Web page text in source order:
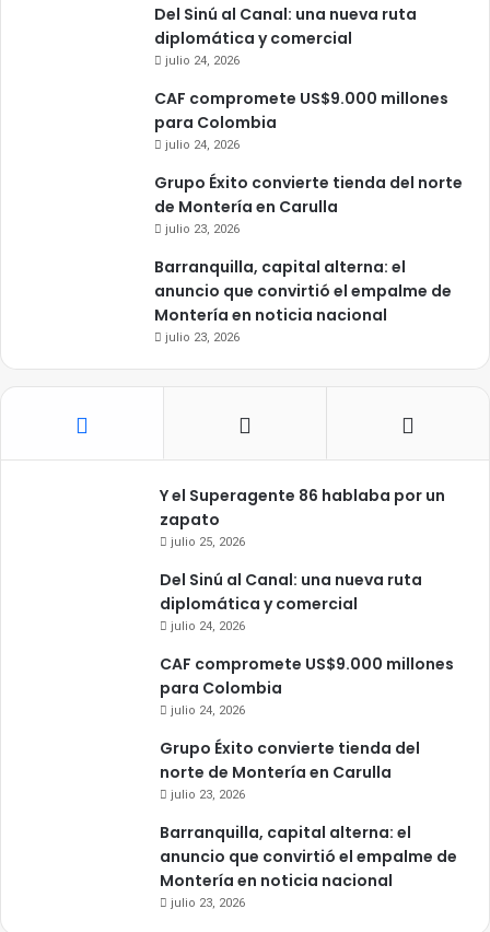
Del Sinú al Canal: una nueva ruta
diplomática y comercial
julio 24, 2026
CAF compromete US$9.000 millones
para Colombia
julio 24, 2026
Grupo Éxito convierte tienda del norte
de Montería en Carulla
julio 23, 2026
Barranquilla, capital alterna: el
anuncio que convirtió el empalme de
Montería en noticia nacional
julio 23, 2026
Y el Superagente 86 hablaba por un
zapato
julio 25, 2026
Del Sinú al Canal: una nueva ruta
diplomática y comercial
julio 24, 2026
CAF compromete US$9.000 millones
para Colombia
julio 24, 2026
Grupo Éxito convierte tienda del
norte de Montería en Carulla
julio 23, 2026
Barranquilla, capital alterna: el
anuncio que convirtió el empalme de
Montería en noticia nacional
julio 23, 2026